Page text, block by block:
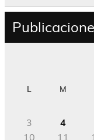
L M
3
4
10
11